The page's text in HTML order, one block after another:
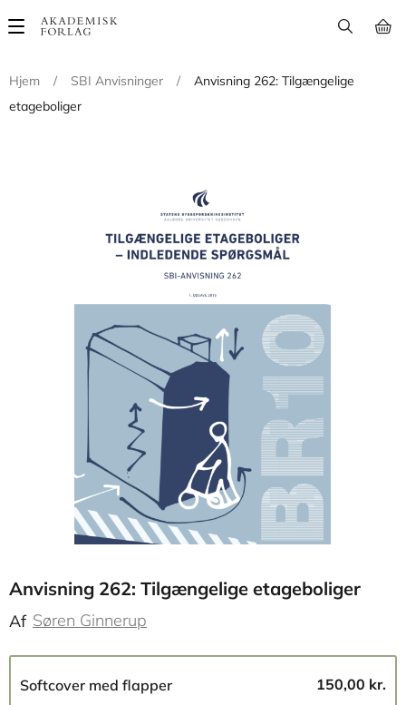
Main
Hjem
/ SBI Anvisninger /
Anvisning 262: Tilgængelige
etageboliger
Anvisning 262: Tilgængelige etageboliger
Af Søren Ginnerup
Softcover med flapper 150,00 kr.